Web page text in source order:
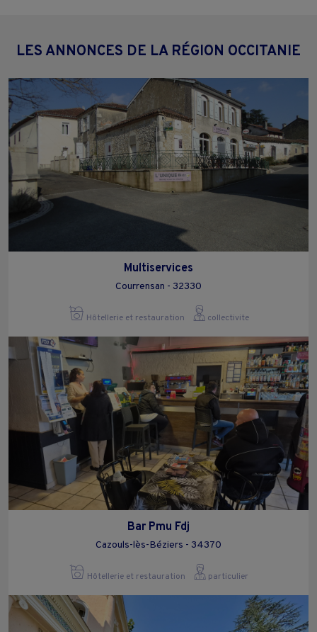
LES ANNONCES DE LA RÉGION OCCITANIE
Multiservices
Courrensan - 32330
Hôtellerie et restauration collectivite
Bar Pmu Fdj
Cazouls-lès-Béziers - 34370
Hôtellerie et restauration particulier